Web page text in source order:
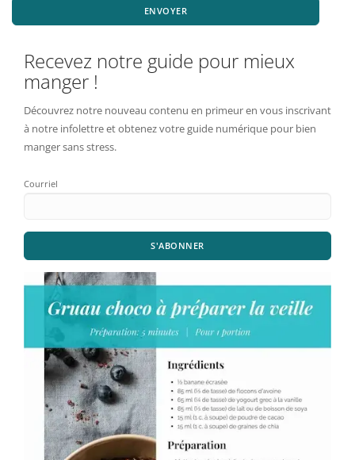
ENVOYER
Recevez notre guide pour mieux
manger !
Découvrez notre nouveau contenu en primeur en vous inscrivant
à notre infolettre et obtenez votre guide numérique pour bien
manger sans stress.
Courriel
S'ABONNER